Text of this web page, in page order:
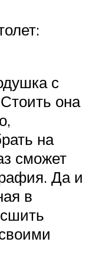
с
она
на
сможет
Да и
в